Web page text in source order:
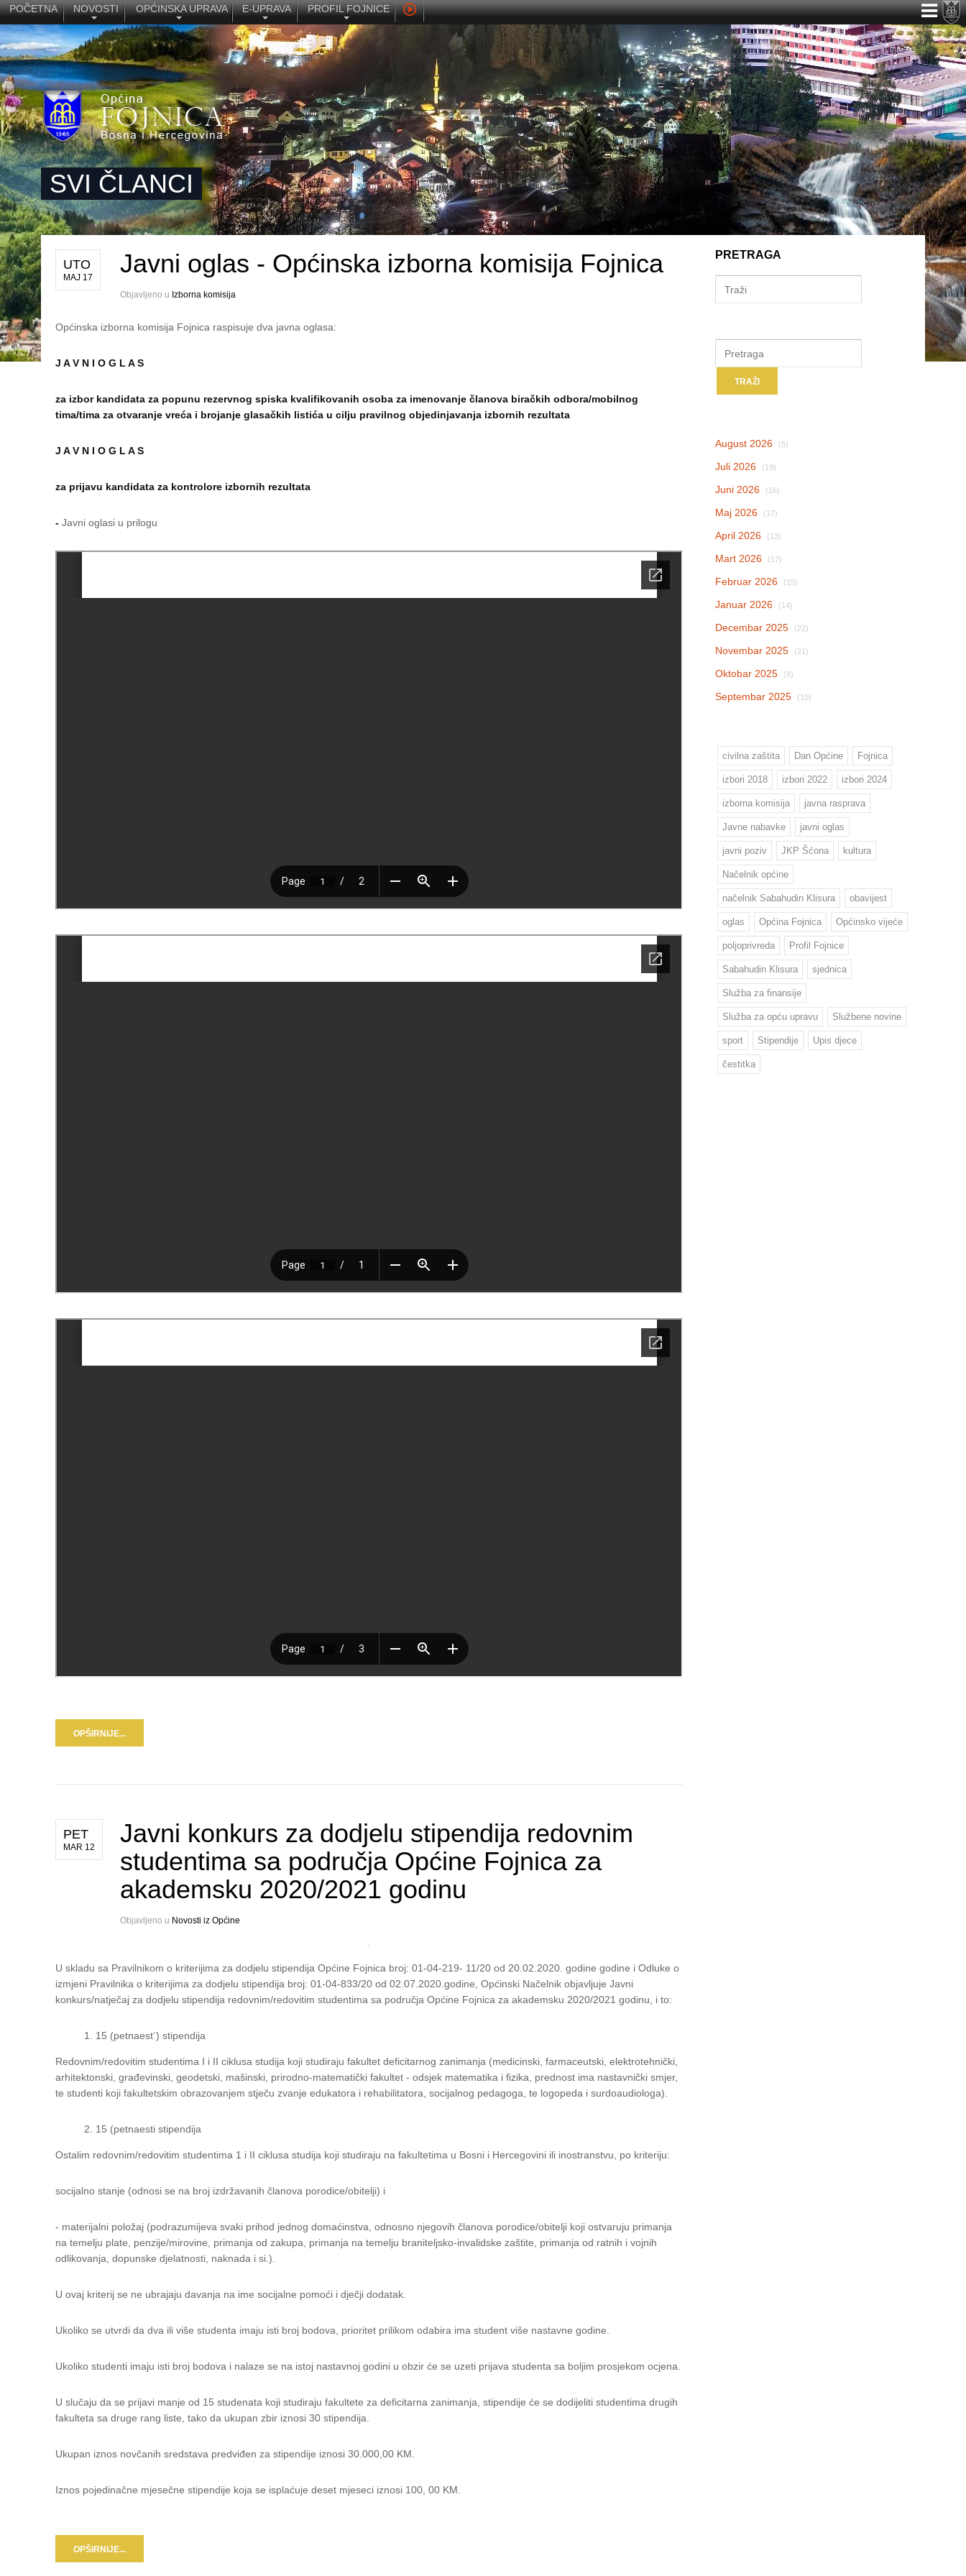
POČETNA NOVOSTI OPĆINSKA UPRAVA E-UPRAVA PROFIL FOJNICE
SVI ČLANCI
UTO
MAJ 17 Javni oglas - Općinska izborna komisija Fojnica
Objavljeno u Izborna komisija
Općinska izborna komisija Fojnica raspisuje dva javna oglasa:
J A V N I O G L A S
za izbor kandidata za popunu rezervnog spiska kvalifikovanih osoba za imenovanje članova biračkih odbora/mobilnog
tima/tima za otvaranje vreća i brojanje glasačkih listića u cilju pravilnog objedinjavanja izbornih rezultata
J A V N I O G L A S
za prijavu kandidata za kontrolore izbornih rezultata
- Javni oglasi u prilogu
OPŠIRNIJE...
PET
MAR 12
Javni konkurs za dodjelu stipendija redovnim
studentima sa područja Općine Fojnica za
akademsku 2020/2021 godinu
Objavljeno u Novosti iz Općine
U skladu sa Pravilnikom o kriterijima za dodjelu stipendija Općine Fojnica broj: 01-04-219- 11/20 od 20.02.2020. godine godine i Odluke o
izmjeni Pravilnika o kriterijima za dodjelu stipendija broj: 01-04-833/20 od 02.07.2020.godine, Općinski Načelnik objavljuje Javni
konkurs/natječaj za dodjelu stipendija redovnim/redovitim studentima sa područja Općine Fojnica za akademsku 2020/2021 godinu, i to:
15 (petnaest-) stipendija
Redovnim/redovitim studentima I i II ciklusa studija koji studiraju fakultet deficitarnog zanimanja (medicinski, farmaceutski, elektrotehnički,
arhitektonski, građevinski, geodetski, mašinski, prirodno-matematički fakultet - odsjek matematika i fizika, prednost ima nastavnički smjer,
te studenti koji fakultetskim obrazovanjem stječu zvanje edukatora i rehabilitatora, socijalnog pedagoga, te logopeda i surdoaudiologa).
15 (petnaesti stipendija
Ostalim redovnim/redovitim studentima 1 i II ciklusa studija koji studiraju na fakultetima u Bosni i Hercegovini ili inostranstvu, po kriteriju:
socijalno stanje (odnosi se na broj izdržavanih članova porodice/obitelji) i
- materijalni položaj (podrazumijeva svaki prihod jednog domaćinstva, odnosno njegovih članova porodice/obitelji koji ostvaruju primanja
na temelju plate, penzije/mirovine, primanja od zakupa, primanja na temelju braniteljsko-invalidske zaštite, primanja od ratnih i vojnih
odlikovanja, dopunske djelatnosti, naknada i si.).
U ovaj kriterij se ne ubrajaju davanja na ime socijalne pomoći i dječji dodatak.
Ukoliko se utvrdi da dva ili više studenta imaju isti broj bodova, prioritet prilikom odabira ima student više nastavne godine.
Ukoliko studenti imaju isti broj bodova i nalaze se na istoj nastavnoj godini u obzir će se uzeti prijava studenta sa boljim prosjekom ocjena.
U slučaju da se prijavi manje od 15 studenata koji studiraju fakultete za deficitarna zanimanja, stipendije će se dodijeliti studentima drugih
fakulteta sa druge rang liste, tako da ukupan zbir iznosi 30 stipendija.
Ukupan iznos novčanih sredstava predviđen za stipendije iznosi 30.000,00 KM.
Iznos pojedinačne mjesečne stipendije koja se isplaćuje deset mjeseci iznosi 100, 00 KM.
OPŠIRNIJE...
PRETRAGA
August 2026 (5)
Juli 2026 (19)
Juni 2026 (16)
Maj 2026 (17)
April 2026 (13)
Mart 2026 (17)
Februar 2026 (15)
Januar 2026 (14)
Decembar 2025 (22)
Novembar 2025 (21)
Oktobar 2025 (8)
Septembar 2025 (10)
civilna zaštita Dan Općine Fojnica
izbori 2018 izbori 2022 izbori 2024
izborna komisija javna rasprava
Javne nabavke javni oglas
javni poziv JKP Šćona kultura
Načelnik općine
načelnik Sabahudin Klisura obavijest
oglas Općina Fojnica Općinsko vijeće
poljoprivreda Profil Fojnice
Sabahudin Klisura sjednica
Služba za finansije
Služba za opću upravu Službene novine
sport Stipendije Upis djece
čestitka